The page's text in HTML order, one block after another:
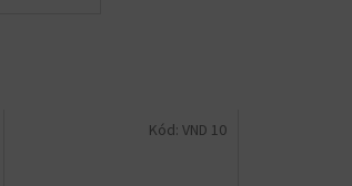
Kód: VND 10